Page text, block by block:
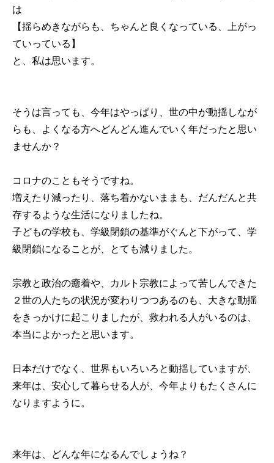
は
【揺らめきながらも、ちゃんと良くなっている、上がっ
ていっている】
と、私は思います。
そうは言っても、今年はやっぱり、世の中が動揺しなが
らも、よくなる方へどんどん進んでいく年だったと思い
ませんか？
コロナのこともそうですね。
増えたり減ったり、落ち着かないままも、だんだんと共
存するような生活になりましたね。
子どもの学校も、学級閉鎖の基準がぐんと下がって、学
級閉鎖になることが、とても減りました。
宗教と政治の癒着や、カルト宗教によって苦しんできた
２世の人たちの状況が変わりつつあるのも、大きな動揺
をきっかけに起こりましたが、救われる人がいるのは、
本当によかったと思います。
日本だけでなく、世界もいろいろと動揺していますが、
来年は、安心して暮らせる人が、今年よりもたくさんに
なりますように。
来年は、どんな年になるんでしょうね？